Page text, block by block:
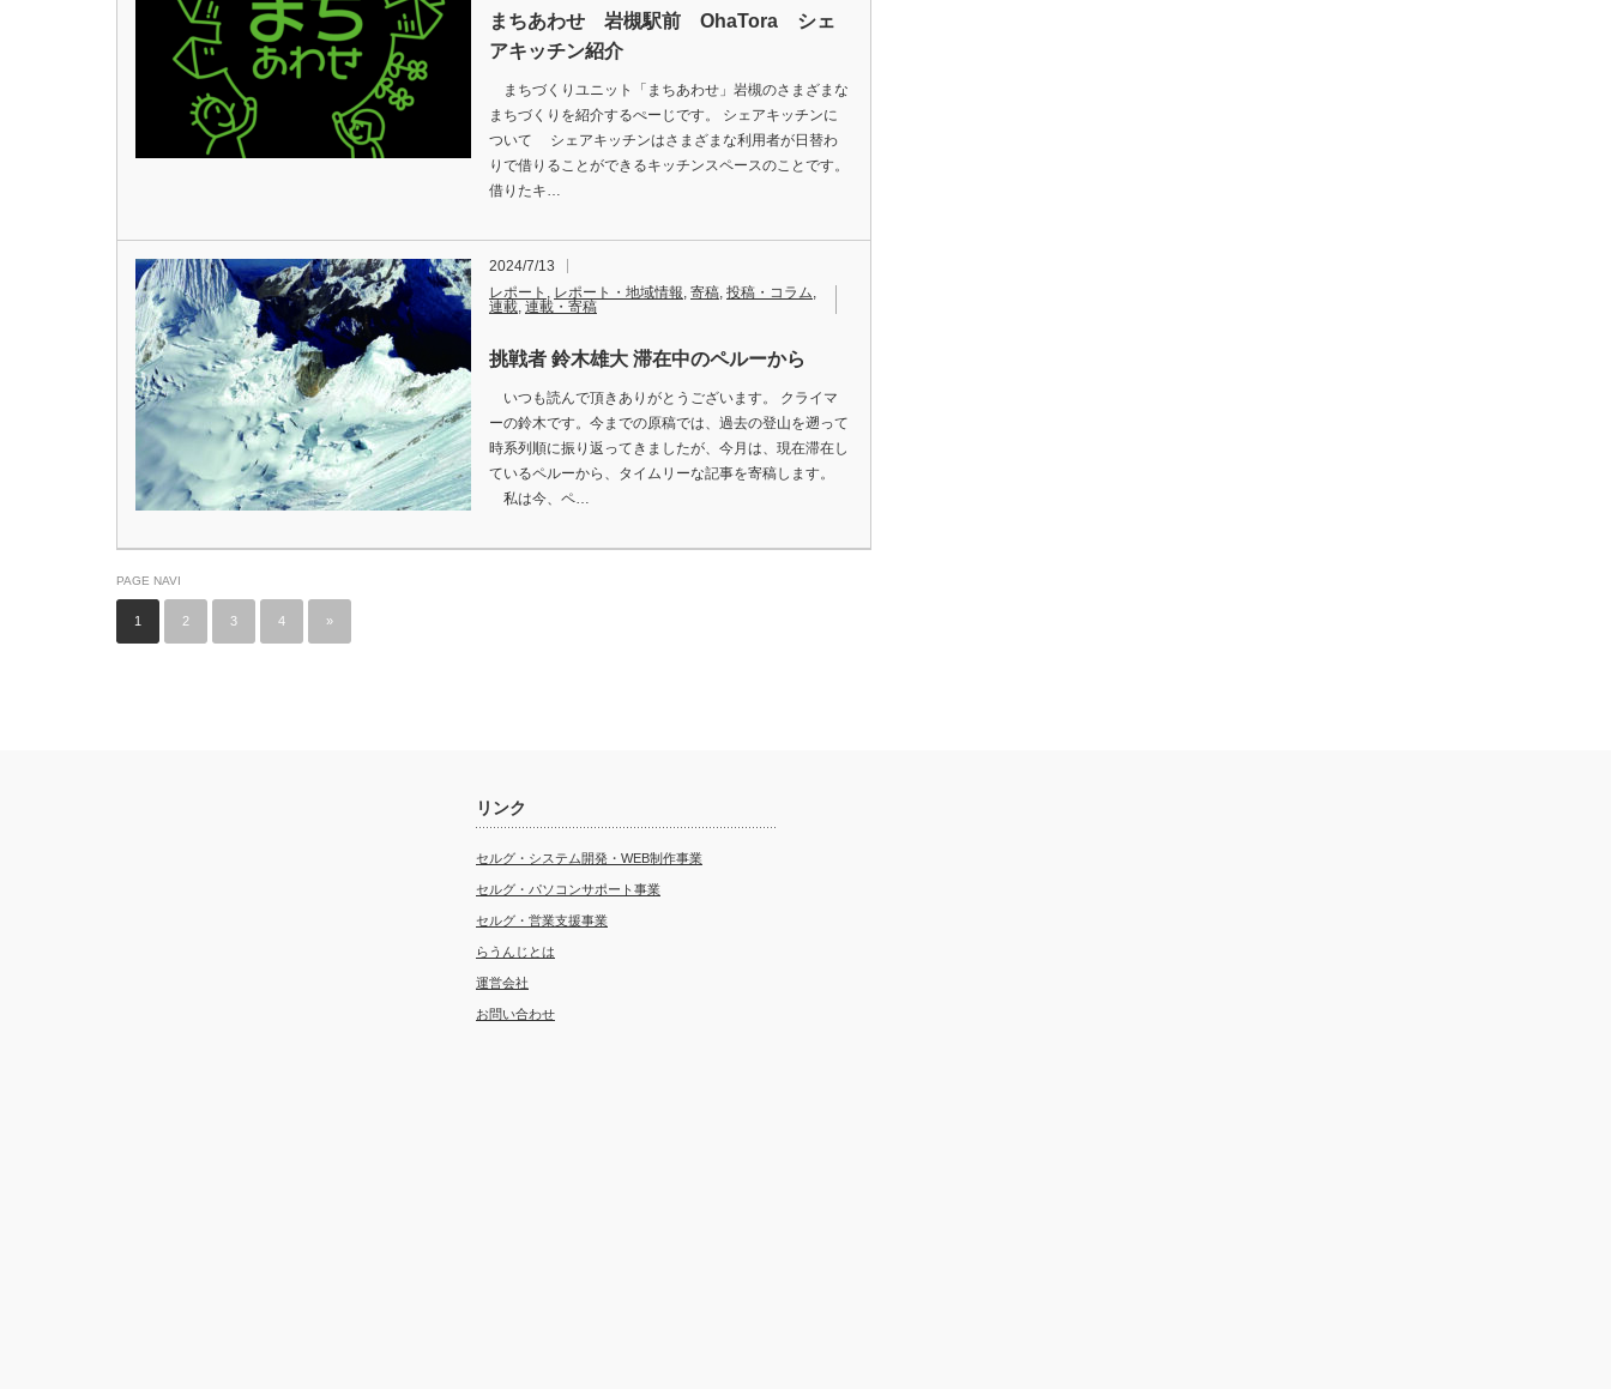
まちあわせ 岩槻駅前 OhaTora シェ
アキッチン紹介
まちづくりユニット「まちあわせ」岩槻のさまざまな
まちづくりを紹介するぺーじです。 シェアキッチンに
ついて シェアキッチンはさまざまな利用者が日替わ
りで借りることができるキッチンスペースのことです。
借りたキ…
2024/7/13
レポート , レポート・地域情報, 寄稿, 投稿・コラム,
連載, 連載・寄稿
挑戦者 鈴木雄大 滞在中のペルーから
いつも読んで頂きありがとうございます。 クライマ
ーの鈴木です。今までの原稿では、過去の登山を遡って
時系列順に振り返ってきましたが、今月は、現在滞在し
ているペルーから、タイムリーな記事を寄稿します。
私は今、ペ…
PAGE NAVI
1 2 3 4 »
リンク
セルグ・システム開発・WEB制作事業
セルグ・パソコンサポート事業
セルグ・営業支援事業
らうんじとは
運営会社
お問い合わせ